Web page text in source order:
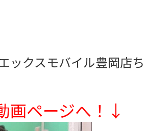
ックスモバイル豊岡店ち
画ページへ！↓